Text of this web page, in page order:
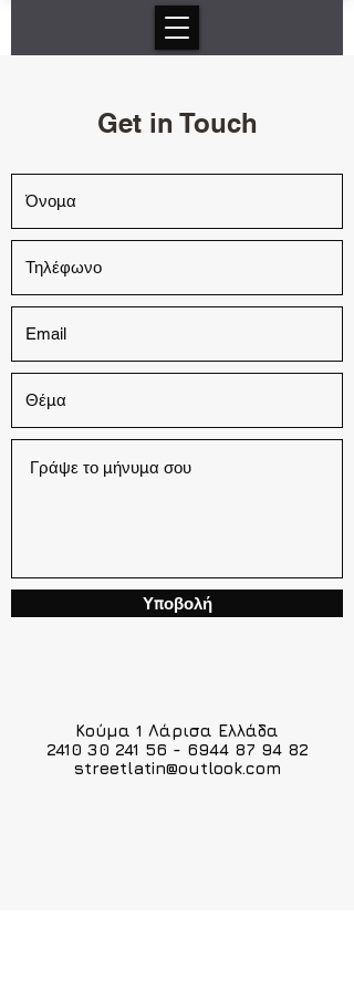
Get in Touch
Υποβολή
Κούμα 1 Λάρισα Ελλάδα
2410 30 241 56 - 6944 87 94 82
streetlatin@outlook.com